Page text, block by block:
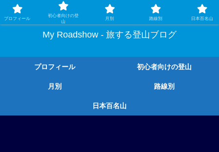
ガチ登山ではなく、グルメや温泉、観光もする旅する登山
My Roadshow - 旅する登山ブログ
プロフィール 初心者向けの登山
月別 路線別
日本百名山
プロフィール
初心者向けの登
山
月別 路線別 日本百名山